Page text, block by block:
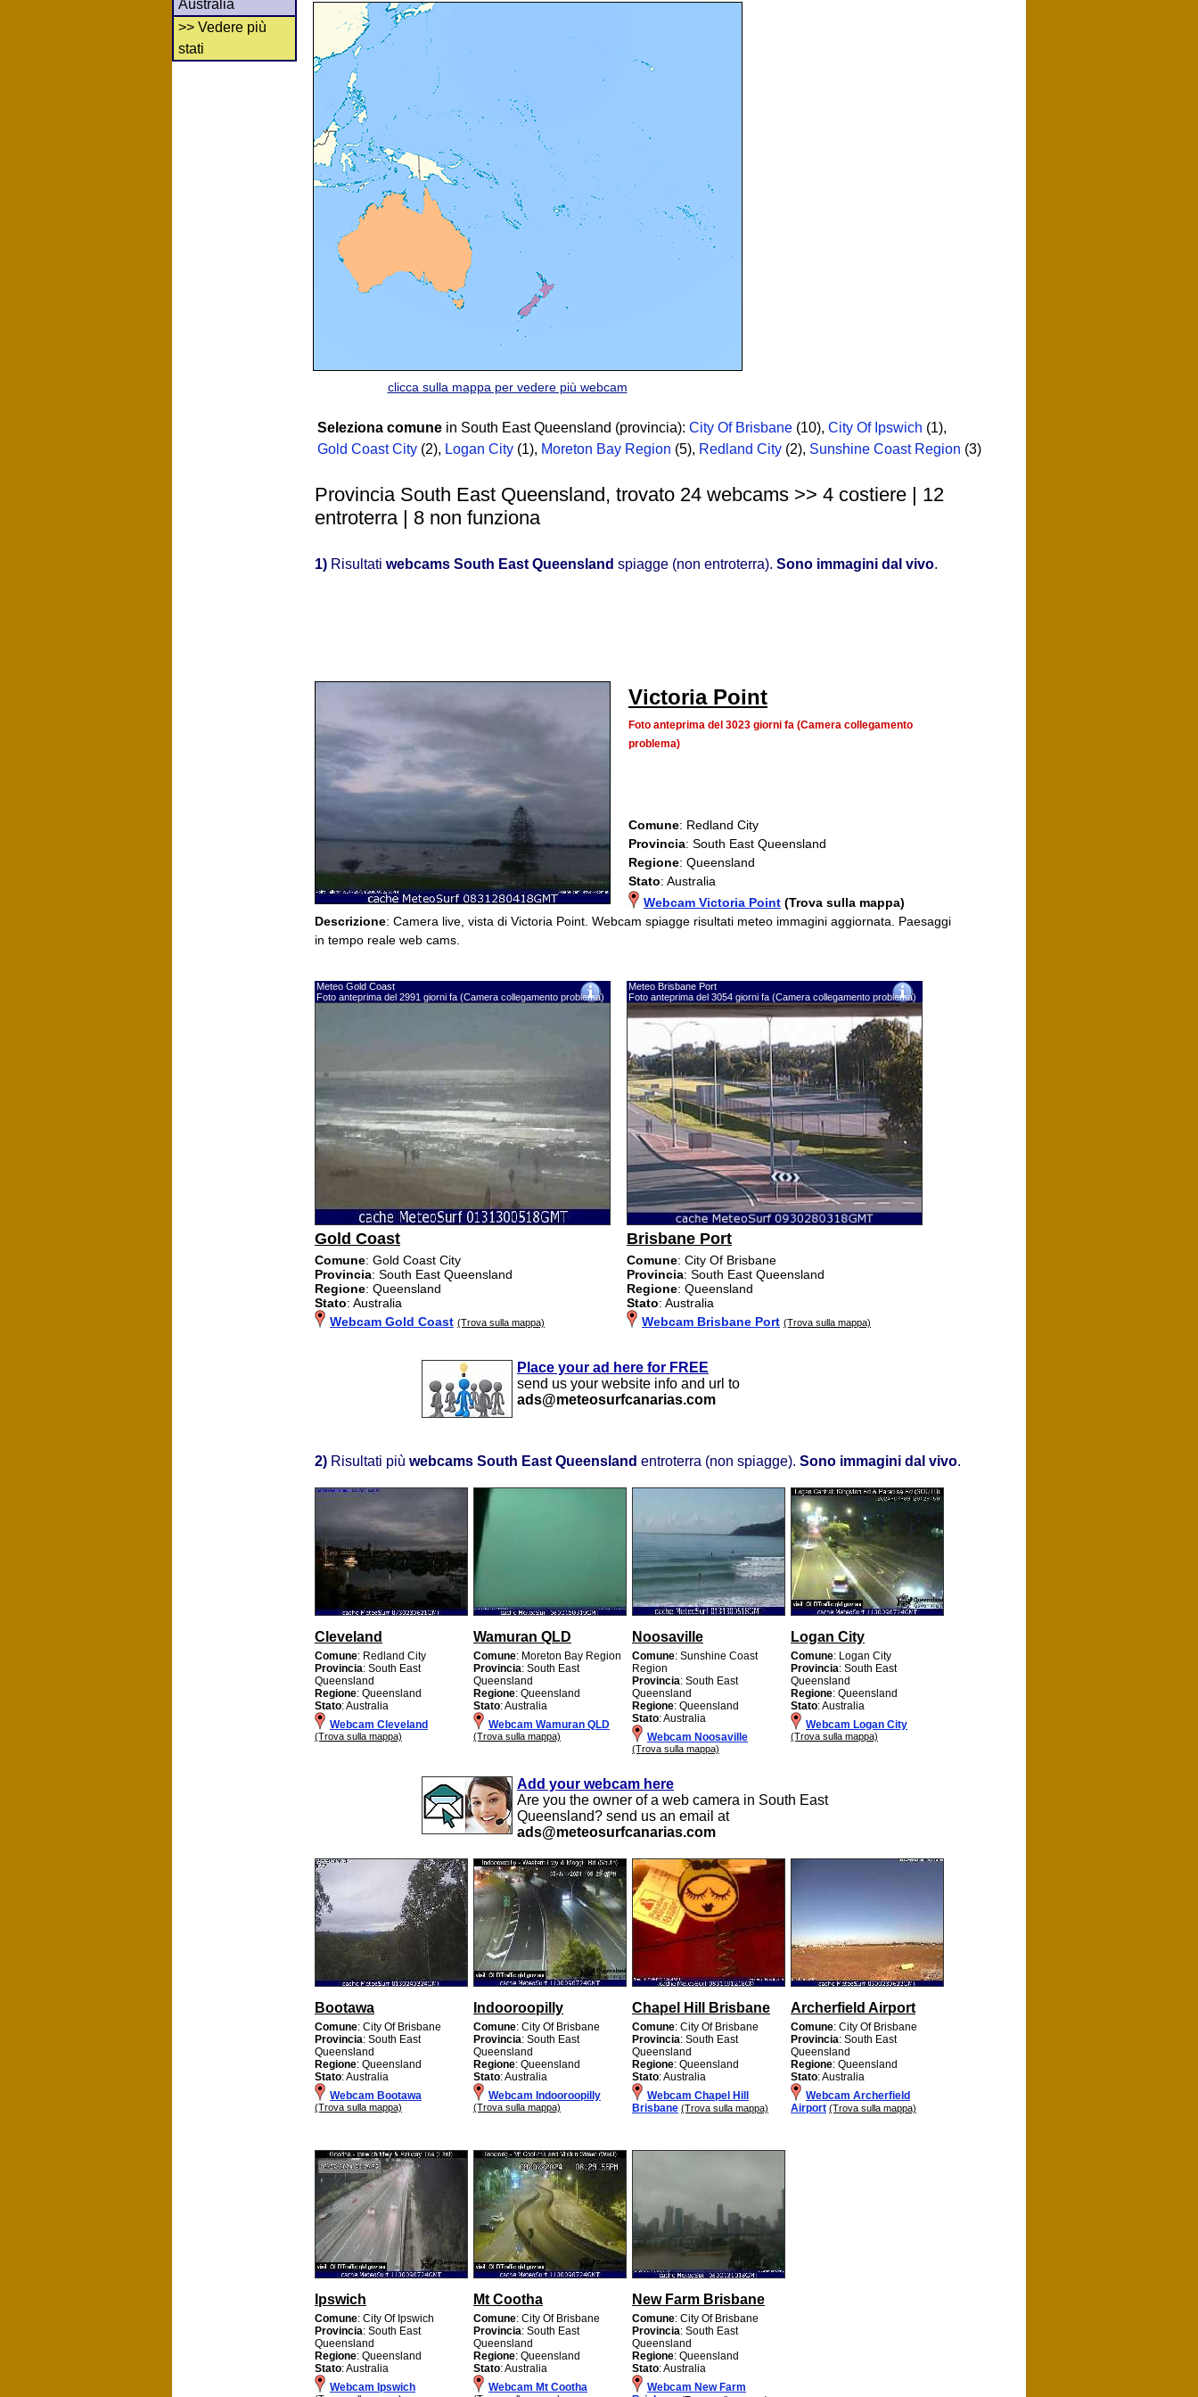
Australia
>> Vedere più
stati
clicca sulla mappa per vedere più webcam
Seleziona comune in South East Queensland (provincia): City Of Brisbane (10), City Of Ipswich (1),
Gold Coast City (2), Logan City (1), Moreton Bay Region (5), Redland City (2), Sunshine Coast Region (3)
Provincia South East Queensland, trovato 24 webcams >> 4 costiere | 12
entroterra | 8 non funziona
1) Risultati webcams South East Queensland spiagge (non entroterra). Sono immagini dal vivo.
Victoria Point
Foto anteprima del 3023 giorni fa (Camera collegamento
problema)
Comune: Redland City
Provincia: South East Queensland
Regione: Queensland
Stato: Australia
Webcam Victoria Point (Trova sulla mappa)
Descrizione: Camera live, vista di Victoria Point. Webcam spiagge risultati meteo immagini aggiornata. Paesaggi
in tempo reale web cams.
Meteo Gold Coast
Foto anteprima del 2991 giorni fa (Camera collegamento problema)
Gold Coast
Comune: Gold Coast City
Provincia: South East Queensland
Regione: Queensland
Stato: Australia
Webcam Gold Coast (Trova sulla mappa)
Meteo Brisbane Port
Foto anteprima del 3054 giorni fa (Camera collegamento problema)
Brisbane Port
Comune: City Of Brisbane
Provincia: South East Queensland
Regione: Queensland
Stato: Australia
Webcam Brisbane Port (Trova sulla mappa)
Place your ad here for FREE
send us your website info and url to
ads@meteosurfcanarias.com
2) Risultati più webcams South East Queensland entroterra (non spiagge). Sono immagini dal vivo.
Cleveland
Comune: Redland City
Provincia: South East
Queensland
Regione: Queensland
Stato: Australia
Webcam Cleveland
(Trova sulla mappa)
Wamuran QLD
Comune: Moreton Bay Region
Provincia: South East
Queensland
Regione: Queensland
Stato: Australia
Webcam Wamuran QLD
(Trova sulla mappa)
Noosaville
Comune: Sunshine Coast
Region
Provincia: South East
Queensland
Regione: Queensland
Stato: Australia
Webcam Noosaville
(Trova sulla mappa)
Logan City
Comune: Logan City
Provincia: South East
Queensland
Regione: Queensland
Stato: Australia
Webcam Logan City
(Trova sulla mappa)
Add your webcam here
Are you the owner of a web camera in South East
Queensland? send us an email at
ads@meteosurfcanarias.com
Bootawa
Comune: City Of Brisbane
Provincia: South East
Queensland
Regione: Queensland
Stato: Australia
Webcam Bootawa
(Trova sulla mappa)
Indooroopilly
Comune: City Of Brisbane
Provincia: South East
Queensland
Regione: Queensland
Stato: Australia
Webcam Indooroopilly
(Trova sulla mappa)
Chapel Hill Brisbane
Comune: City Of Brisbane
Provincia: South East
Queensland
Regione: Queensland
Stato: Australia
Webcam Chapel Hill
Brisbane (Trova sulla mappa)
Archerfield Airport
Comune: City Of Brisbane
Provincia: South East
Queensland
Regione: Queensland
Stato: Australia
Webcam Archerfield
Airport (Trova sulla mappa)
Ipswich
Comune: City Of Ipswich
Provincia: South East
Queensland
Regione: Queensland
Stato: Australia
Webcam Ipswich
Mt Cootha
Comune: City Of Brisbane
Provincia: South East
Queensland
Regione: Queensland
Stato: Australia
Webcam Mt Cootha
New Farm Brisbane
Comune: City Of Brisbane
Provincia: South East
Queensland
Regione: Queensland
Stato: Australia
Webcam New Farm